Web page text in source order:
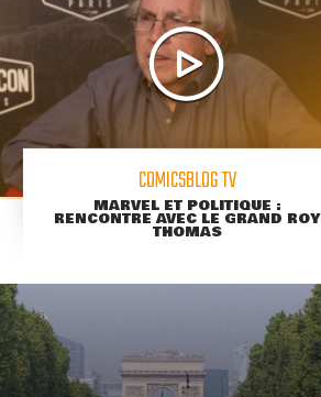
COMICSBLOG TV
MARVEL ET POLITIQUE :
RENCONTRE AVEC LE GRAND ROY
THOMAS